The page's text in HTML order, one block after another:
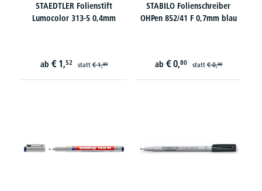
STAEDTLER Folienstift
Lumocolor 313-5 0,4mm
ab € 1,52 statt€ 1,89
STABILO Folienschreiber
OHPen 852/41 F 0,7mm blau
ab € 0,80 statt€ 0,99